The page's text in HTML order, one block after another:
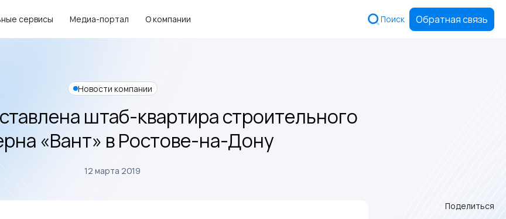
сервисы Медиа-портал О компании Поиск Обратная связь
Новости компании
штаб-квартира строительного
«Вант» в Ростове-на-Дону
12 марта 2019
Поделиться